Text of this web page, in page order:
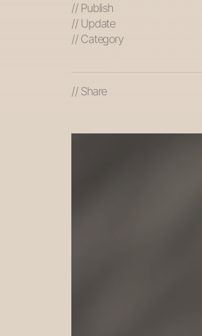
// Publish
// Update
// Category
// Share